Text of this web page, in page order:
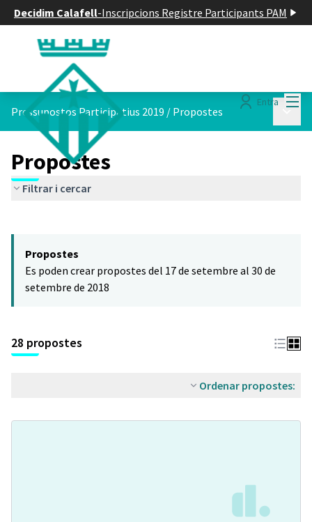
Decidim Calafell-Inscripcions Registre Participants PAM
Entra
Pressupostos Participatius 2019 / Propostes
Propostes
Filtrar i cercar
−
Propostes
Es poden crear propostes del 17 de setembre al 30 de
setembre de 2018
28 propostes
Ordenar propostes: